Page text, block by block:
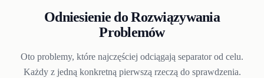
Odniesienie do Rozwiązywania
Problemów
Oto problemy, które najczęściej odciągają separator od celu.
Każdy z jedną konkretną pierwszą rzeczą do sprawdzenia.